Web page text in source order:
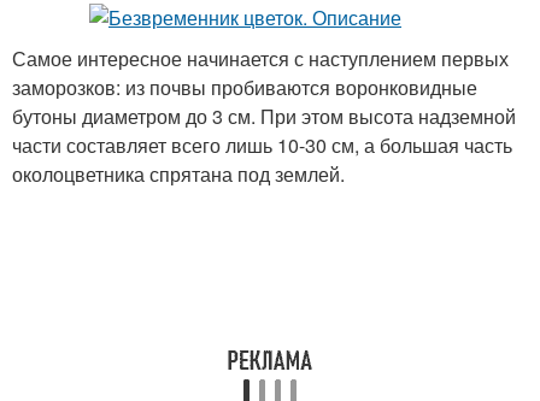
Самое интересное начинается с наступлением первых
заморозков: из почвы пробиваются воронковидные
бутоны диаметром до 3 см. При этом высота надземной
части составляет всего лишь 10-30 см, а большая часть
околоцветника спрятана под землей.